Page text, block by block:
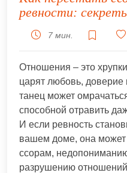
ревности:
7 мин.
Отношения – это
царят любовь,
танец может
способной отравить
И если ревность
вашем доме, она может
ссорам,
разрушению